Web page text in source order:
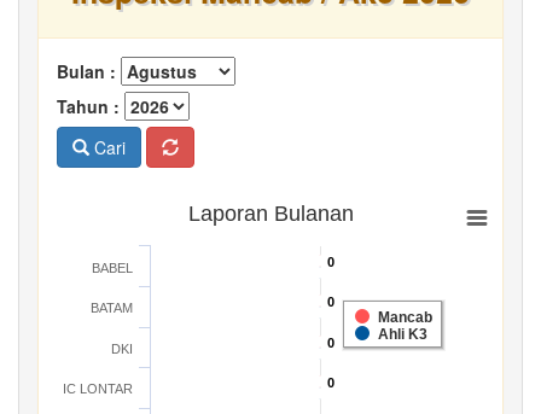
Bulan :
Tahun :
Cari
Laporan Bulanan
0
0
0
0
0
0
0
0
Mancab
Ahli K3
BABEL
BATAM
DKI
IC LONTAR